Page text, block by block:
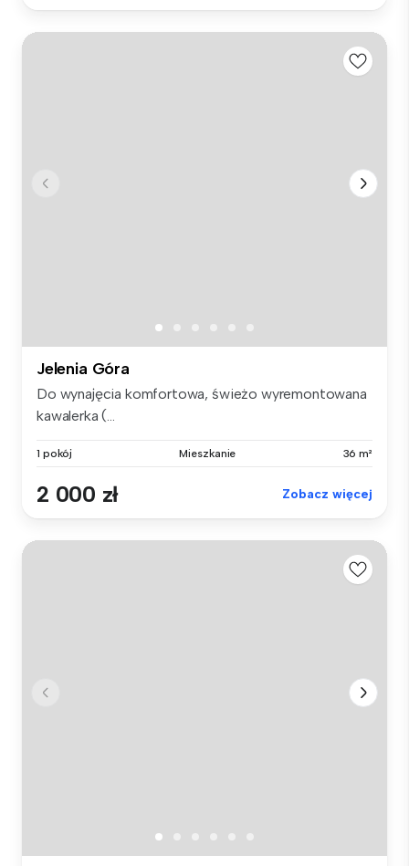
Jelenia Góra
Do wynajęcia komfortowa, świeżo wyremontowana
kawalerka (...
1 pokój Mieszkanie 36 m²
2 000 zł Zobacz więcej